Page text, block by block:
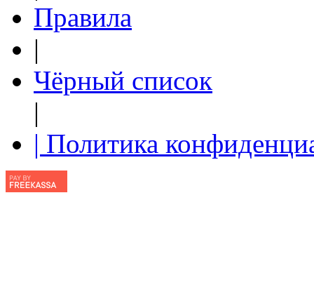
Правила
|
Чёрный список
|
| Политика